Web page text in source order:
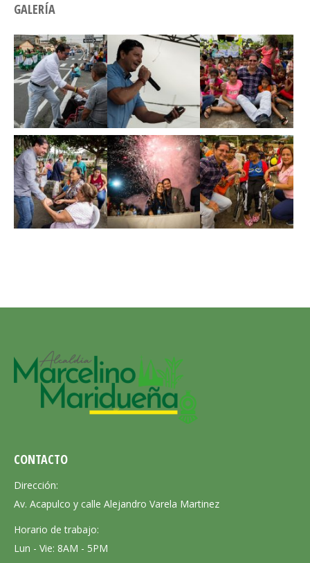
GALERÍA
CONTACTO
Dirección:
Av. Acapulco y calle Alejandro Varela Martinez
Horario de trabajo:
Lun - Vie: 8AM - 5PM